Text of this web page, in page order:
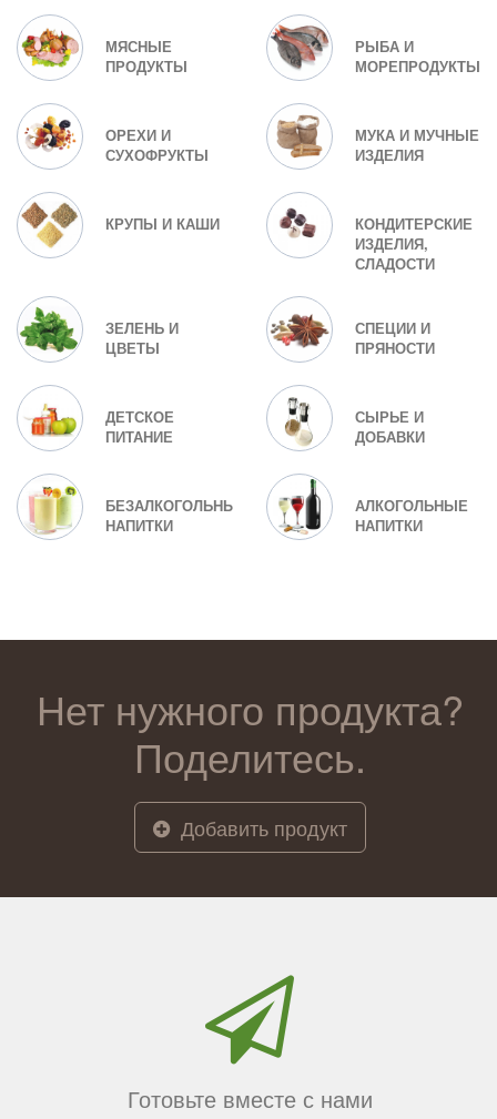
МЯСНЫЕ
ПРОДУКТЫ
РЫБА И
МОРЕПРОДУКТЫ
ОРЕХИ И
СУХОФРУКТЫ
МУКА И МУЧНЫЕ
ИЗДЕЛИЯ
КРУПЫ И КАШИ
КОНДИТЕРСКИЕ
ИЗДЕЛИЯ,
СЛАДОСТИ
ЗЕЛЕНЬ И
ЦВЕТЫ
СПЕЦИИ И
ПРЯНОСТИ
ДЕТСКОЕ
ПИТАНИЕ
СЫРЬЕ И
ДОБАВКИ
БЕЗАЛКОГОЛЬНЫЕ
НАПИТКИ
АЛКОГОЛЬНЫЕ
НАПИТКИ
Нет нужного продукта?
Поделитесь.
Добавить продукт
Готовьте вместе с нами